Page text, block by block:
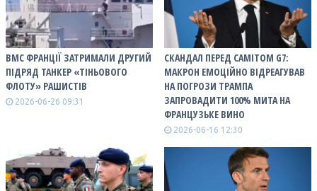
ВМС ФРАНЦІЇ ЗАТРИМАЛИ ДРУГИЙ
ПІДРЯД ТАНКЕР «ТІНЬОВОГО
ФЛОТУ» РАШИСТІВ
2026-06-26 09:31
СКАНДАЛ ПЕРЕД САМІТОМ G7:
МАКРОН ЕМОЦІЙНО ВІДРЕАГУВАВ
НА ПОГРОЗИ ТРАМПА
ЗАПРОВАДИТИ 100% МИТА НА
ФРАНЦУЗЬКЕ ВИНО
2026-06-16 12:30